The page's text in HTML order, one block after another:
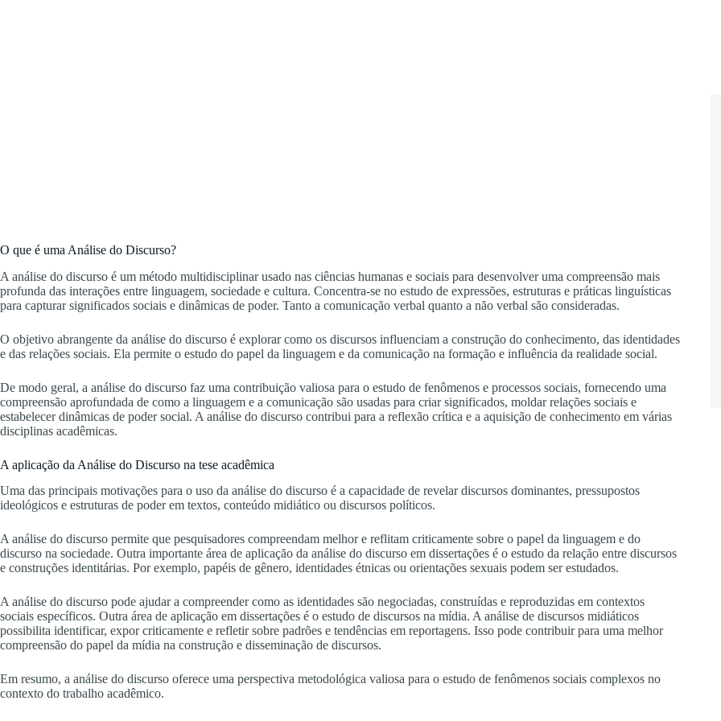
O que é uma Análise do Discurso?
A análise do discurso é um método multidisciplinar usado nas ciências humanas e sociais para desenvolver uma compreensão mais
profunda das interações entre linguagem, sociedade e cultura. Concentra-se no estudo de expressões, estruturas e práticas linguísticas
para capturar significados sociais e dinâmicas de poder. Tanto a comunicação verbal quanto a não verbal são consideradas.
O objetivo abrangente da análise do discurso é explorar como os discursos influenciam a construção do conhecimento, das identidades
e das relações sociais. Ela permite o estudo do papel da linguagem e da comunicação na formação e influência da realidade social.
De modo geral, a análise do discurso faz uma contribuição valiosa para o estudo de fenômenos e processos sociais, fornecendo uma
compreensão aprofundada de como a linguagem e a comunicação são usadas para criar significados, moldar relações sociais e
estabelecer dinâmicas de poder social. A análise do discurso contribui para a reflexão crítica e a aquisição de conhecimento em várias
disciplinas acadêmicas.
A aplicação da Análise do Discurso na tese acadêmica
Uma das principais motivações para o uso da análise do discurso é a capacidade de revelar discursos dominantes, pressupostos
ideológicos e estruturas de poder em textos, conteúdo midiático ou discursos políticos.
A análise do discurso permite que pesquisadores compreendam melhor e reflitam criticamente sobre o papel da linguagem e do
discurso na sociedade. Outra importante área de aplicação da análise do discurso em dissertações é o estudo da relação entre discursos
e construções identitárias. Por exemplo, papéis de gênero, identidades étnicas ou orientações sexuais podem ser estudados.
A análise do discurso pode ajudar a compreender como as identidades são negociadas, construídas e reproduzidas em contextos
sociais específicos. Outra área de aplicação em dissertações é o estudo de discursos na mídia. A análise de discursos midiáticos
possibilita identificar, expor criticamente e refletir sobre padrões e tendências em reportagens. Isso pode contribuir para uma melhor
compreensão do papel da mídia na construção e disseminação de discursos.
Em resumo, a análise do discurso oferece uma perspectiva metodológica valiosa para o estudo de fenômenos sociais complexos no
contexto do trabalho acadêmico.